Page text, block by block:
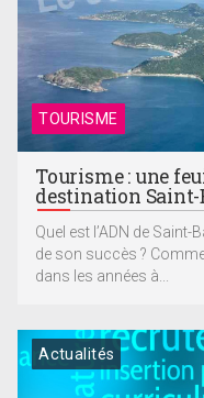
TOURISME
Tourisme : une
destination
Quel est l’ADN de
de son succès ?
dans les années à...
Actualités